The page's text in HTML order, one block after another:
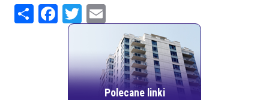
ShareFacebook
Twitter
Polecane linki